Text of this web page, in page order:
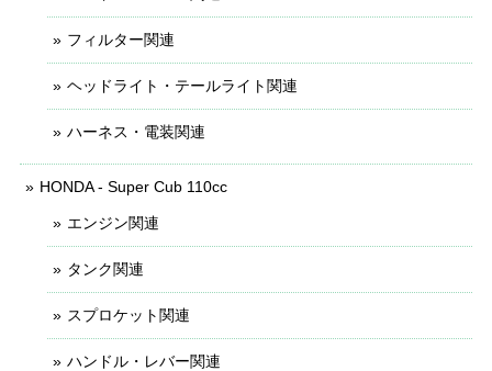
フィルター関連
ヘッドライト・テールライト関連
ハーネス・電装関連
HONDA - Super Cub 110cc
エンジン関連
タンク関連
スプロケット関連
ハンドル・レバー関連